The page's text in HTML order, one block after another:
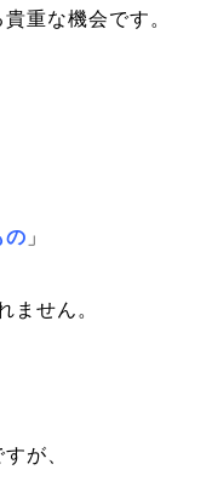
重な機会です。
の 」
ません。
が、